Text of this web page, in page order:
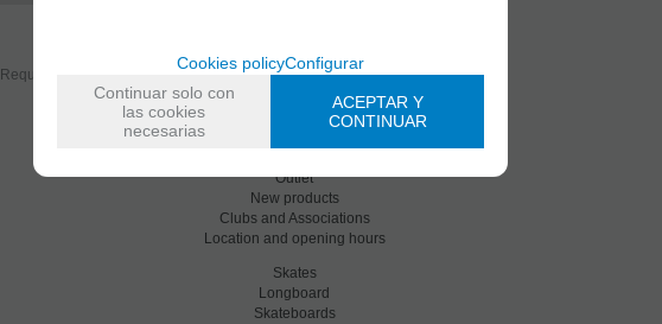
Request more inf Recommend
Outlet
New products
Clubs and Associations
Location and opening hours
Skates
Longboard
Skateboards
Cookies policyConfigurar
Continuar solo con
las cookies
necesarias
ACEPTAR Y
CONTINUAR